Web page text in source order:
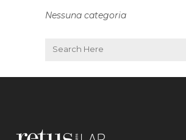
Nessuna categoria